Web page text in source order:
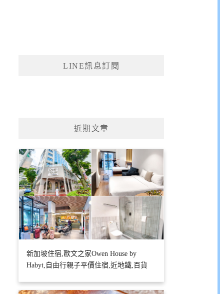
LINE訊息訂閱
近期文章
新加坡住宿,歐文之家Owen House by
Habyt,自由行親子平價住宿,近地鐵,百貨